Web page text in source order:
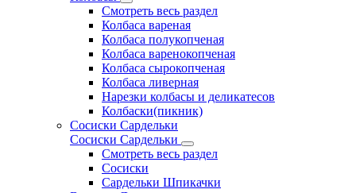
Смотреть весь раздел
Колбаса вареная
Колбаса полукопченая
Колбаса варенокопченая
Колбаса сырокопченая
Колбаса ливерная
Нарезки колбасы и деликатесов
Колбаски(пикник)
Сосиски Сардельки
Сосиски Сардельки
Смотреть весь раздел
Сосиски
Сардельки Шпикачки